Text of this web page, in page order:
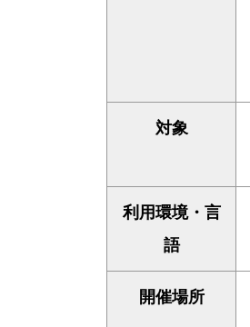
対象
利用環境・言
語
開催場所